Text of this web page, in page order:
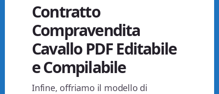
Contratto
Compravendita
Cavallo PDF Editabile
e Compilabile
Infine, offriamo il modello di